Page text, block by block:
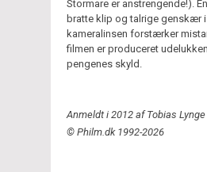
Stormare er anstrengende!).
bratte klip og talrige genskær i
kameralinsen forstærker
filmen er produceret
pengenes skyld.
Anmeldt i 2012 af Tobias
© Philm.dk 1992-2026